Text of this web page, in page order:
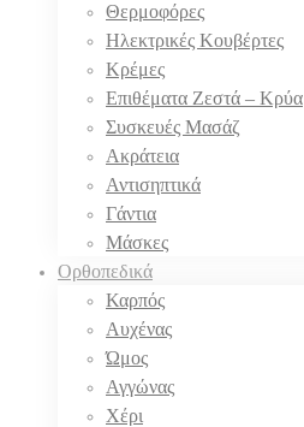
Θερμοφόρες
Ηλεκτρικές Κουβέρτες
Κρέμες
Επιθέματα Ζεστά – Κρύα
Συσκευές Μασάζ
Ακράτεια
Αντισηπτικά
Γάντια
Μάσκες
Ορθοπεδικά
Καρπός
Αυχένας
Ώμος
Αγγώνας
Χέρι